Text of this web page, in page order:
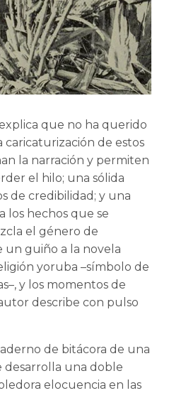
que no ha querido
caricaturización de estos
la narración y permiten
el hilo; una sólida
de credibilidad; y una
los hechos que se
el género de
un guiño a la novela
yoruba –símbolo de
y los momentos de
describe con pulso
de bitácora de una
desarrolla una doble
elocuencia en las